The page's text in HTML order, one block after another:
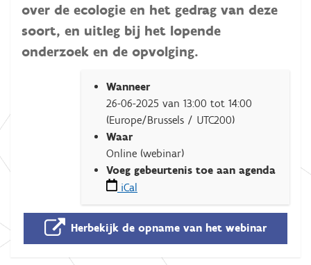
over de ecologie en het gedrag van deze
soort, en uitleg bij het lopende
onderzoek en de opvolging.
w
w
Wanneer
26-06-2025 van 13:00 tot 14:00
(Europe/Brussels / UTC200)
Waar
Online (webinar)
Voeg gebeurtenis toe aan agenda
iCal
Herbekijk de opname van het webinar